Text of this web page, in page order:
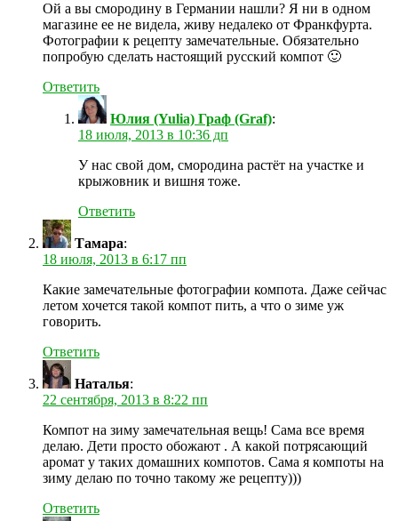
Ой а вы смородину в Германии нашли? Я ни в одном
магазине ее не видела, живу недалеко от Франкфурта.
Фотографии к рецепту замечательные. Обязательно
попробую сделать настоящий русский компот 🙂
Ответить
Юлия (Yulia) Граф (Graf):
18 июля, 2013 в 10:36 дп
У нас свой дом, смородина растёт на участке и
крыжовник и вишня тоже.
Ответить
Тамара:
18 июля, 2013 в 6:17 пп
Какие замечательные фотографии компота. Даже сейчас
летом хочется такой компот пить, а что о зиме уж
говорить.
Ответить
Наталья:
22 сентября, 2013 в 8:22 пп
Компот на зиму замечательная вещь! Сама все время
делаю. Дети просто обожают . А какой потрясающий
аромат у таких домашних компотов. Сама я компоты на
зиму делаю по точно такому же рецепту)))
Ответить